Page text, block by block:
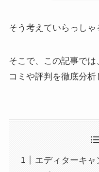
そう考えていらっしゃ
そこで、この記事で
コミや評判を徹底分析
エディターキャ